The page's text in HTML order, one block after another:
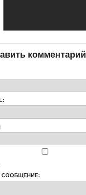
комментарий
СООБЩЕНИЕ: